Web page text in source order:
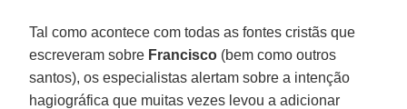
Tal como acontece com todas as fontes cristãs que
escreveram sobre Francisco (bem como outros
santos), os especialistas alertam sobre a intenção
hagiográfica que muitas vezes levou a adicionar